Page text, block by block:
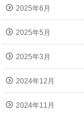
2025年6月
2025年5月
2025年3月
2024年12月
2024年11月